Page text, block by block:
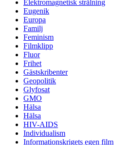
Elektromagnetisk strålning
Eugenik
Europa
Familj
Feminism
Filmklipp
Fluor
Frihet
Gästskribenter
Geopolitik
Glyfosat
GMO
Hälsa
Hälsa
HIV-AIDS
Individualism
Informationskrigets egen film